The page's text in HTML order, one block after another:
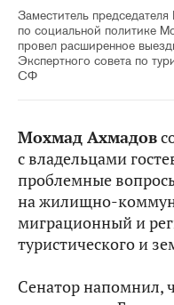
Заместитель
по социальной политике
провел расширенное
Экспертного совета по
СФ
Мохмад Ахмадов
с владельцами
проблемные
на жилищно-
миграционный и
туристического и
Сенатор напомнил,